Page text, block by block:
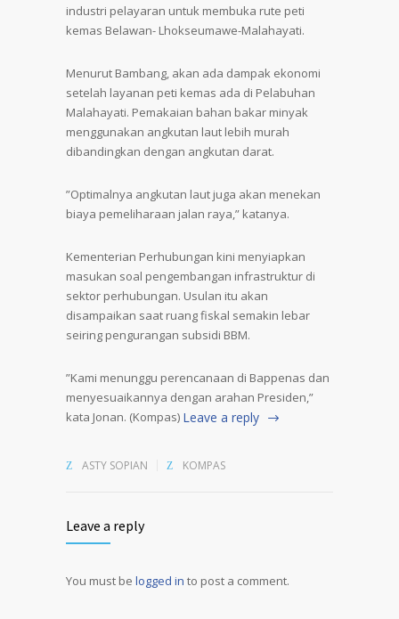
industri pelayaran untuk membuka rute peti
kemas Belawan- Lhokseumawe-Malahayati.
Menurut Bambang, akan ada dampak ekonomi
setelah layanan peti kemas ada di Pelabuhan
Malahayati. Pemakaian bahan bakar minyak
menggunakan angkutan laut lebih murah
dibandingkan dengan angkutan darat.
”Optimalnya angkutan laut juga akan menekan
biaya pemeliharaan jalan raya,” katanya.
Kementerian Perhubungan kini menyiapkan
masukan soal pengembangan infrastruktur di
sektor perhubungan. Usulan itu akan
disampaikan saat ruang fiskal semakin lebar
seiring pengurangan subsidi BBM.
”Kami menunggu perencanaan di Bappenas dan
menyesuaikannya dengan arahan Presiden,”
kata Jonan. (Kompas) Leave a reply
ASTY SOPIAN KOMPAS
Leave a reply
You must be logged in to post a comment.